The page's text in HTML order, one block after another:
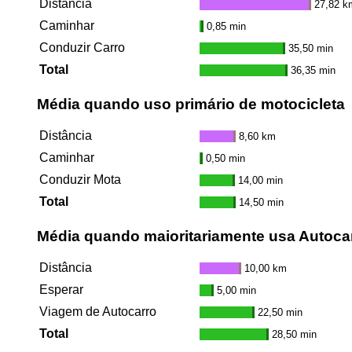
Distância 27,82
Caminhar 0,85 min
Conduzir Carro 35,50 min
Total 36,35 min
Média quando uso primário de motocicleta
Distância 8,60 km
Caminhar 0,50 min
Conduzir Mota 14,00 min
Total 14,50 min
Média quando maioritariamente usa
Distância 10,00 km
Esperar 5,00 min
Viagem de Autocarro 22,50 min
Total 28,50 min